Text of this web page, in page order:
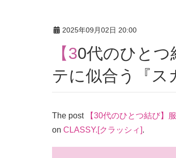
2025年09月02日 20:00
【30代のひとつ結び】服一着分の華やかさ！ポニ
テに似合う『ス
The post 【30代のひとつ結び】
on CLASSY.[クラッシィ].